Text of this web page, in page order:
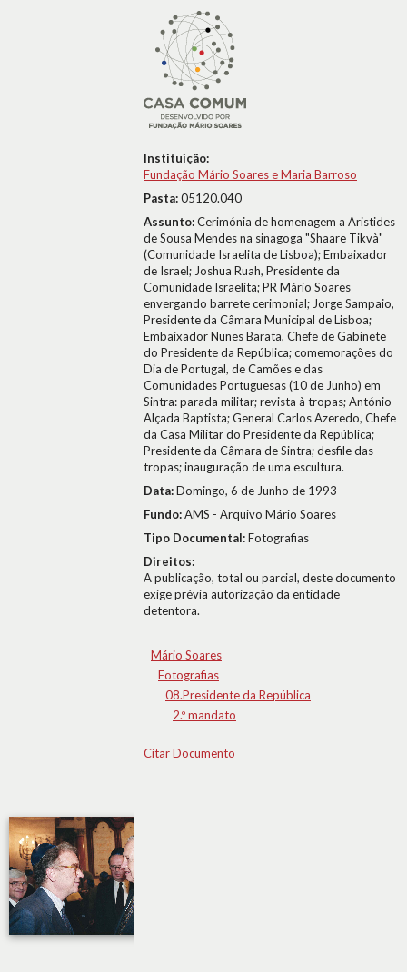
Instituição:
Fundação Mário Soares e Maria Barroso
Pasta:05120.040
Assunto:Cerimónia de homenagem a Aristides
de Sousa Mendes na sinagoga "Shaare Tikvà"
(Comunidade Israelita de Lisboa); Embaixador
de Israel; Joshua Ruah, Presidente da
Comunidade Israelita; PR Mário Soares
envergando barrete cerimonial; Jorge Sampaio,
Presidente da Câmara Municipal de Lisboa;
Embaixador Nunes Barata, Chefe de Gabinete
do Presidente da República; comemorações do
Dia de Portugal, de Camões e das
Comunidades Portuguesas (10 de Junho) em
Sintra: parada militar; revista à tropas; António
Alçada Baptista; General Carlos Azeredo, Chefe
da Casa Militar do Presidente da República;
Presidente da Câmara de Sintra; desfile das
tropas; inauguração de uma escultura.
Data:Domingo, 6 de Junho de 1993
Fundo:AMS - Arquivo Mário Soares
Tipo Documental:Fotografias
Direitos:
A publicação, total ou parcial, deste documento
exige prévia autorização da entidade
detentora.
Mário Soares
Fotografias
08.Presidente da República
2.º mandato
Citar Documento